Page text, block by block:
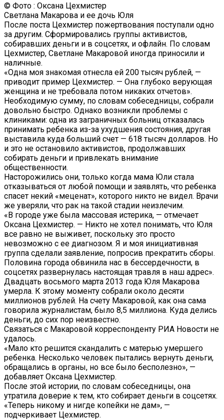
© Фото : Оксана Цехмистер
Светлана Макарова и ее дочь Юля
После поста Цехмистер пожертвования поступали одно
за другим. Сформировались группы активистов,
собиравших деньги и в соцсетях, и офлайн. По словам
Цехмистер, Светлане Макаровой иногда приносили и
наличные.
«Одна моя знакомая отнесла ей 200 тысяч рублей, —
приводит пример Цехмистер. — Она глубоко верующая
женщина и не требовала потом никаких отчетов».
Необходимую сумму, по словам собеседницы, собрали
довольно быстро. Однако возникли проблемы с
клиниками: одна из заграничных больниц отказалась
принимать ребенка из-за ухудшения состояния, другая
выставила куда больший счет — 618 тысяч долларов. Но
и это не остановило активистов, продолжавших
собирать деньги и привлекать внимание
общественности.
Насторожились они, только когда мама Юли стала
отказываться от любой помощи и заявлять, что ребенка
спасет некий «меценат», которого никто не видел. Врачи
же уверяли, что рак на такой стадии неизлечим.
«В городе уже была массовая истерика, — отмечает
Оксана Цехмистер. — Никто не хотел понимать, что Юля
все равно не выживет, поскольку это просто
невозможно с ее диагнозом. Я и моя инициативная
группа сделали заявление, попросив прекратить сборы.
Половина города обвинила нас в бессердечности, в
соцсетях развернулась настоящая травля в наш адрес».
Двадцать восьмого марта 2013 года Юля Макарова
умерла. К этому моменту собрали около десяти
миллионов рублей. На счету Макаровой, как она сама
говорила журналистам, было 8,5 миллиона. Куда делись
деньги, до сих пор неизвестно.
Связаться с Макаровой корреспонденту РИА Новости не
удалось.
«Мало кто решится скандалить с матерью умершего
ребенка. Несколько человек пытались вернуть деньги,
обращались в органы, но все было бесполезно», —
добавляет Оксана Цехмистер.
После этой истории, по словам собеседницы, она
утратила доверие к тем, кто собирает деньги в соцсетях.
«Теперь никому и нигде копейки не дам», —
подчеркивает Цехмистер.